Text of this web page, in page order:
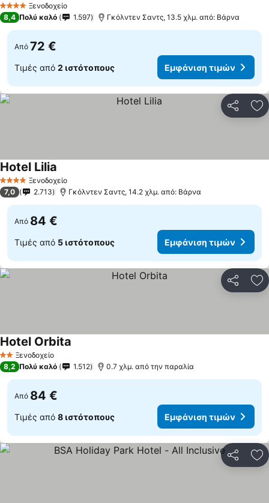
4 ΑστέριαΞενοδοχείο
8,4 Πολύ καλό 1.597 Γκόλντεν Σαντς, 13.5 χλμ. από: Βάρνα
Από 72 €
Τιμές από 2 ιστότοπους Εμφάνιση τιμών
4 ΑστέριαΞενοδοχείο
Hotel Lilia
7,0 2.713 Γκόλντεν Σαντς, 14.2 χλμ. από: Βάρνα
Από 84 €
Τιμές από 5 ιστότοπους Εμφάνιση τιμών
2 ΑστέριαΞενοδοχείο
Hotel Orbita
8,2 Πολύ καλό 1.512 0.7 χλμ. από την παραλία
Από 84 €
Τιμές από 8 ιστότοπους Εμφάνιση τιμών